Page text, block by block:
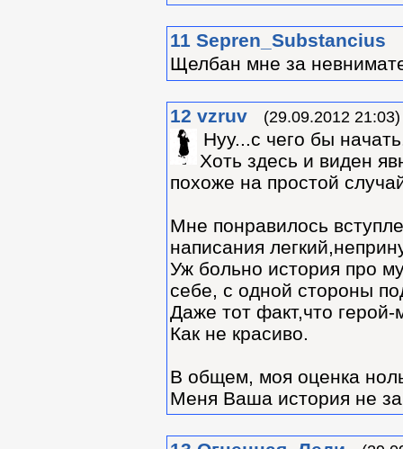
11 Sepren_Substancius
Щелбан мне за
12 vzruv (29.09.2012 21:03)
Нуу...с чего бы
Хоть здесь и виден
похоже на простой
Мне понравилось
написания
Уж больно история про
себе, с одной стороны
Даже тот факт,что
Как не красиво.
В общем, моя оценка
Меня Ваша история не